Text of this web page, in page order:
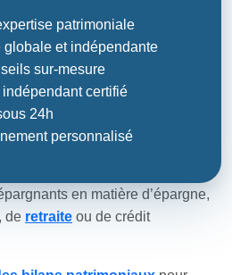
patrimoniale
globale et indépendante
sur-mesure
certifié
24h
personnalisé
en matière d’épargne,
de retraite ou de crédit